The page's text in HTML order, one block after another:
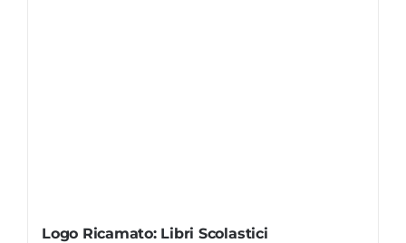
Logo Ricamato: Libri Scolastici